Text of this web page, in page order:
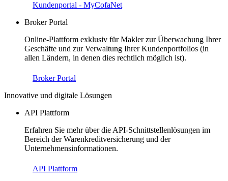
Kundenportal - MyCofaNet
Broker Portal
Online-Plattform exklusiv für Makler zur Überwachung Ihrer
Geschäfte und zur Verwaltung Ihrer Kundenportfolios (in
allen Ländern, in denen dies rechtlich möglich ist).
Broker Portal
Innovative und digitale Lösungen
API Plattform
Erfahren Sie mehr über die API-Schnittstellenlösungen im
Bereich der Warenkreditversicherung und der
Unternehmensinformationen.
API Plattform